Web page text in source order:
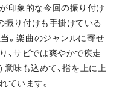
印象的な今回の振り付け
振り付けも手掛けている
。楽曲のジャンルに寄せ
、サビでは爽やかで疾走
味も込めて、指を上に上
ています。